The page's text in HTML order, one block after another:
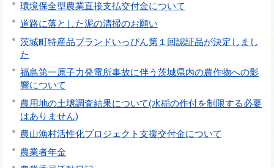
環境保全型農業直接支払交付金について
道路に落とした泥の清掃のお願い
茨城町特産品ブランドいっぴん第１回認証品が決定しまし
た
福島第一原子力発電所事故に伴う茨城県内の農作物への影
響について
農用地の土壌調査結果について(水稲の作付を制限する必要
はありません)
農山漁村活性化プロジェクト支援交付金について
農業者年金